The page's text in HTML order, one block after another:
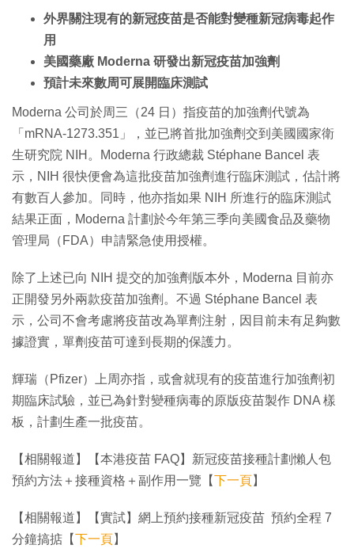
外界關注現有的新冠疫苗是否能對變種新冠病毒起作
用
美國藥廠 Moderna 研發出新冠疫苗加強劑
預計未來數周可展開臨床測試
Moderna 公司於周三（24 日）指疫苗的加強劑代號為
「mRNA-1273.351」，並已將首批加強劑交到美國國家衛
生研究院 NIH。Moderna 行政總裁 Stéphane Bancel 表
示，NIH 很快便會為這批疫苗加強劑進行臨床測試，估計將
有數百人參加。同時，他亦指如果 NIH 所進行的臨床測試
結果正面，Moderna 計劃於今年第三季向美國食品及藥物
管理局（FDA）申請緊急使用授權。
除了上述已向 NIH 提交的加強劑版本外，Moderna 目前亦
正開發另外兩款疫苗加強劑。不過 Stéphane Bancel 表
示，公司不會考慮將疫苗改為單劑注射，因目前未有足夠數
據證實，單劑疫苗可達到長期的保護力。
輝瑞（Pfizer）上周亦指，或會就現有的疫苗進行加強劑初
期臨床試驗，並已為針對變種病毒的原版疫苗製作 DNA 樣
板，計劃生產一批疫苗。
【相關報道】【本港疫苗 FAQ】新冠疫苗接種計劃懶人包
預約方法＋接種資格＋副作用一覽【下一頁】
【相關報道】【實試】網上預約接種新冠疫苗 預約全程 7
分鐘搞掂【下一頁】